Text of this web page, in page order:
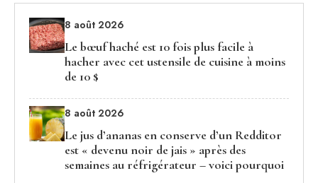
8 août 2026
Le bœuf haché est 10 fois plus facile à
hacher avec cet ustensile de cuisine à moins
de 10 $
8 août 2026
Le jus d’ananas en conserve d’un Redditor
est « devenu noir de jais » après des
semaines au réfrigérateur – voici pourquoi